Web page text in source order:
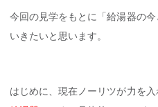
今回の見学をもとに「給湯器の
いきたいと思います。
はじめに、現在ノーリツが力を入